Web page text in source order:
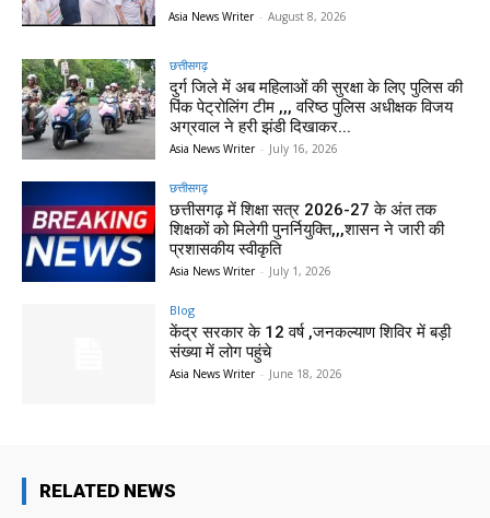
Asia News Writer - August 8, 2026
छत्तीसगढ़
दुर्ग जिले में अब महिलाओं की सुरक्षा के लिए पुलिस की
पिंक पेट्रोलिंग टीम ,,, वरिष्ठ पुलिस अधीक्षक विजय
अग्रवाल ने हरी झंडी दिखाकर...
Asia News Writer - July 16, 2026
छत्तीसगढ़
छत्तीसगढ़ में शिक्षा सत्र 2026-27 के अंत तक
शिक्षकों को मिलेगी पुनर्नियुक्ति,,,शासन ने जारी की
प्रशासकीय स्वीकृति
Asia News Writer - July 1, 2026
Blog
केंद्र सरकार के 12 वर्ष ,जनकल्याण शिविर में बड़ी
संख्या में लोग पहुंचे
Asia News Writer - June 18, 2026
RELATED NEWS